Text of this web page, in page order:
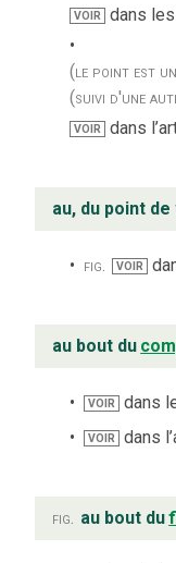
VOIR dans
(le point est
(suivi d'une
VOIR dans
au, du point de
fig. VOIR
au bout du
VOIR dans
VOIR dans
fig. au bout du